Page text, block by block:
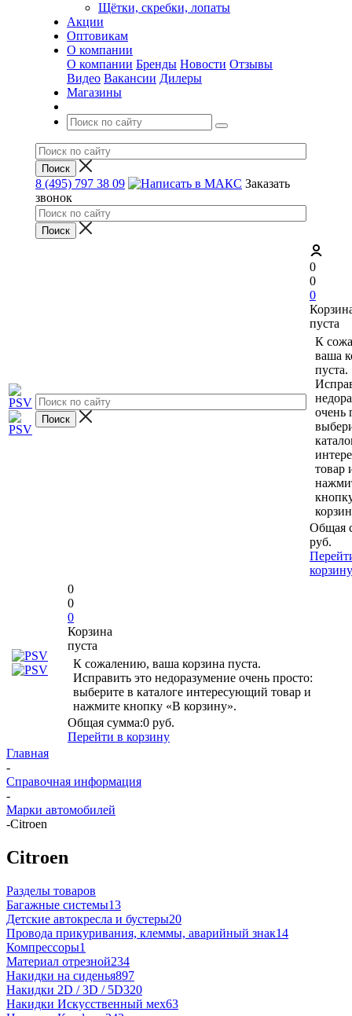
Щётки, скребки, лопаты
Акции
Оптовикам
О компании
О компании Бренды Новости Отзывы
Видео Вакансии Дилеры
Магазины
8 (495) 797 38 09
Заказать
звонок
0
0
0
пуста
К
ваша
пуста.
очень
товар
Общая
руб.
корзину
0
0
0
Корзина
пуста
К сожалению, ваша корзина пуста.
Исправить это недоразумение очень просто:
выберите в каталоге интересующий товар и
нажмите кнопку «В корзину».
Общая сумма:0 руб.
Перейти в корзину
Главная
-
Справочная информация
-
Марки автомобилей
-Citroen
Citroen
Разделы товаров
Багажные системы13
Детские автокресла и бустеры20
Провода прикуривания, клеммы, аварийный знак14
Компрессоры1
Материал отрезной234
Накидки на сиденья897
Накидки 2D / 3D / 5D320
Накидки Искусственный мех63